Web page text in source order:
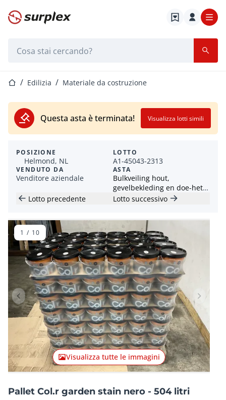
Home
Home Edilizia Materiale da costruzione
Questa asta è terminata! Visualizza lotti simili
POSIZIONE
Helmond, NL
VENDUTO DA
Venditore aziendale
LOTTO
A1-45043-2313
ASTA
Bulkveiling hout,
gevelbekleding en doe-het-
zelf
Lotto precedente Lotto successivo
Articolo precedente Articolo
Visualizza tutte le immagini
1 / 10
Pallet Col.r garden stain nero - 504 litri